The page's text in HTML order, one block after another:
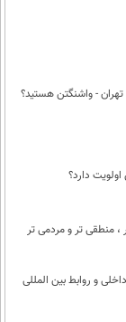
تهران - واشنگتن هستید؟
دارد؟
، منطقی تر و مردمی تر
داخلی و روابط بین المللی